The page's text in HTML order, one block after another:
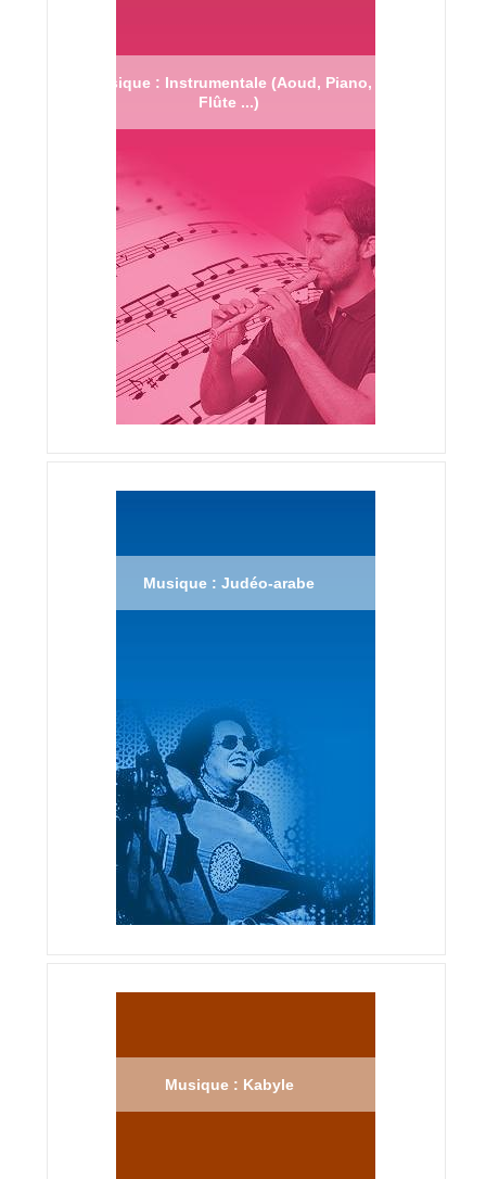
Musique : Instrumentale (Aoud, Piano,
Flûte ...)
Musique : Judéo-arabe
Musique : Kabyle